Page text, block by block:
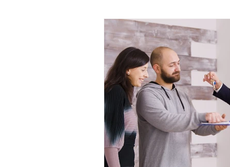
Plano de Saúde